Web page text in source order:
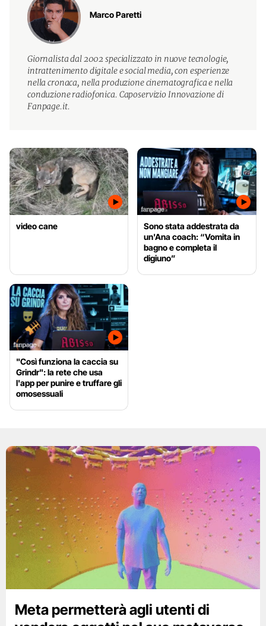
Marco Paretti
Giornalista dal 2002 specializzato in nuove tecnologie,
intrattenimento digitale e social media, con esperienze
nella cronaca, nella produzione cinematografica e nella
conduzione radiofonica. Caposervizio Innovazione di
Fanpage.it.
video cane
Sono stata addestrata da
un'Ana coach: “Vomita in
bagno e completa il
digiuno”
"Così funziona la caccia su
Grindr": la rete che usa
l'app per punire e truffare gli
omosessuali
Meta permetterà agli utenti di